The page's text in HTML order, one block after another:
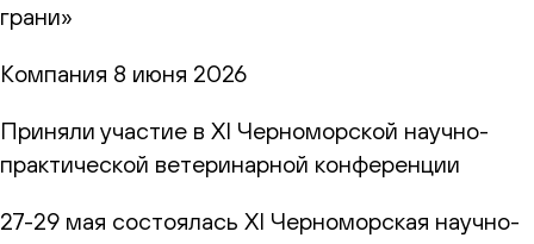
грани»
Компания 8 июня 2026
Приняли участие в XI Черноморской научно-
практической ветеринарной конференции
27-29 мая состоялась XI Черноморская научно-